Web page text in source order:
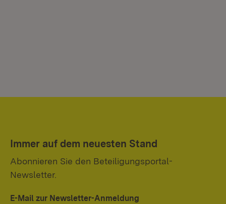
Immer auf dem neuesten Stand
Abonnieren Sie den Beteiligungsportal-
Newsletter.
E-Mail zur Newsletter-Anmeldung